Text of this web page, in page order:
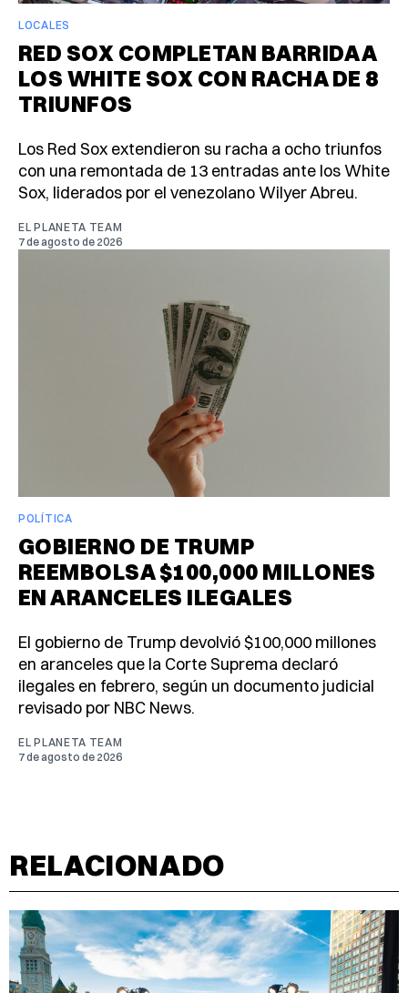
LOCALES
RED SOX COMPLETAN BARRIDA A
LOS WHITE SOX CON RACHA DE 8
TRIUNFOS
Los Red Sox extendieron su racha a ocho triunfos
con una remontada de 13 entradas ante los White
Sox, liderados por el venezolano Wilyer Abreu.
EL PLANETA TEAM
7 de agosto de 2026
POLÍTICA
GOBIERNO DE TRUMP
REEMBOLSA $100,000 MILLONES
EN ARANCELES ILEGALES
El gobierno de Trump devolvió $100,000 millones
en aranceles que la Corte Suprema declaró
ilegales en febrero, según un documento judicial
revisado por NBC News.
EL PLANETA TEAM
7 de agosto de 2026
RELACIONADO